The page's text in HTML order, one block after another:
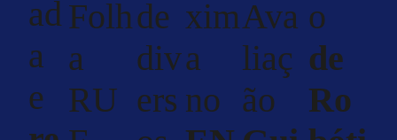
ad
a
e
Folh
a
RU
de
div
ers
xim
a
no
Ava
liaç
ão
o
de
Ro